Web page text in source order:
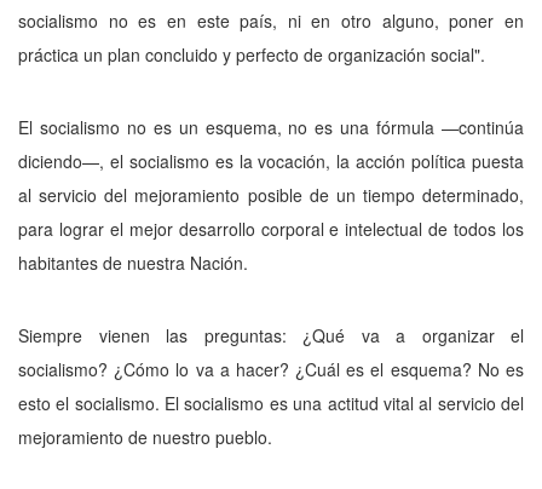
socialismo no es en este país, ni en otro alguno, poner en
práctica un plan concluido y perfecto de organización social".
El socialismo no es un esquema, no es una fórmula —continúa
diciendo—, el socialis­mo es la vocación, la acción política puesta
al servicio del mejoramiento posible de un tiem­po determinado,
para lograr el mejor desarro­llo corporal e intelectual de todos los
habitan­tes de nuestra Nación.
Siempre vienen las preguntas: ¿Qué va a organizar el
socialismo? ¿Cómo lo va a hacer? ¿Cuál es el esquema? No es
esto el socialismo. El socialismo es una actitud vital al servicio del
mejoramiento de nuestro pueblo.